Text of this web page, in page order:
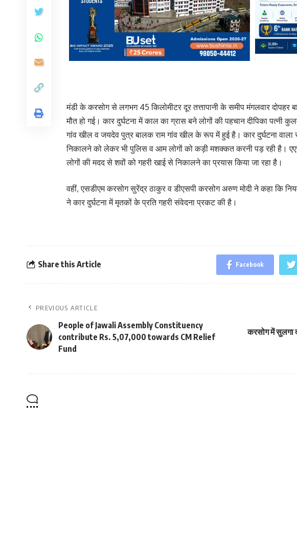
मंडी के करसोग से लगभग 45 किलोमीटर दूर तत्तापानी के समीप मंगलवार दोपहर
मौत हो गई। कार दुर्घटना में काल का ग्रास बने लोगों की पहचान दीपिका पत्नी
गांव खील व जयदेव पुत्र बालक राम गांव खील के रूप में हुई है। कार दुर्घटना वाला
निकालने को लेकर भी पुलिस व आम लोगों को कड़ी मशक्कत करनी पड़ रही है।
लोगों की मदद से शवों को गहरी खाई से निकालने का प्रयास किया जा रहा है।
वहीं, एसडीएम करसोग सुरेंद्र ठाकुर व डीएसपी करसोग अरुण मोदी ने कहा कि
ने कार दुर्घटना में मृतकों के प्रति गहरी संवेदना प्रकट की है।
Share this Article Facebook
PREVIOUS ARTICLE
People of Jawali Assembly Constituency
contribute Rs. 5,07,000 towards CM Relief
Fund
करसोग में सुलगा